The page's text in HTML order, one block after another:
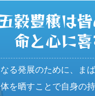
穀豊穣は
命と心に
る発展のために、ま
を晒すことで自身の